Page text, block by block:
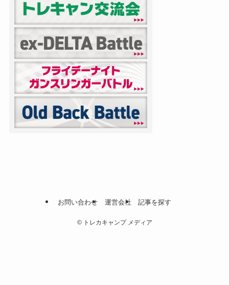
お問い合わせ 運営会社 記事を探す
©トレカキャンプ メディア